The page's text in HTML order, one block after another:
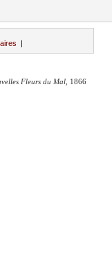
Fleurs du Mal , 1866